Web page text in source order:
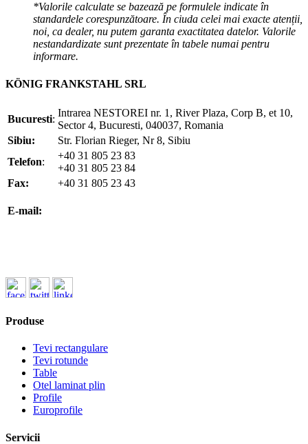
*Valorile calculate se bazează pe formulele indicate în
standardele corespunzătoare. În ciuda celei mai exacte atenții,
noi, ca dealer, nu putem garanta exactitatea datelor. Valorile
nestandardizate sunt prezentate în tabele numai pentru
informare.
KÖNIG FRANKSTAHL SRL
Bucuresti:
Intrarea NESTOREI nr. 1, River Plaza, Corp B, et 10,
Sector 4, Bucuresti, 040037, Romania
Sibiu:
Str. Florian Rieger, Nr 8, Sibiu
Telefon:
+40 31 805 23 83
+40 31 805 23 84
Fax:
+40 31 805 23 43
E-mail:
Produse
Tevi rectangulare
Tevi rotunde
Table
Otel laminat plin
Profile
Europrofile
Servicii